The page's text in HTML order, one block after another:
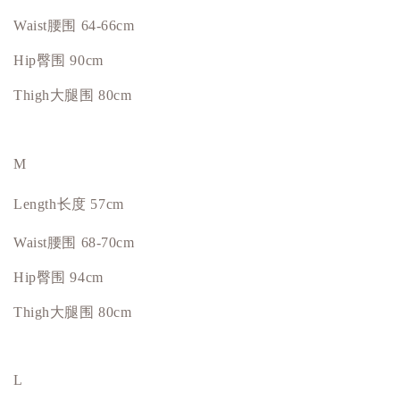
Waist腰围 64-66cm
Hip臀围 90cm
Thigh大腿围 80cm
M
Length长度 57cm
Waist腰围 68-70cm
Hip臀围 94cm
Thigh大腿围 80cm
L